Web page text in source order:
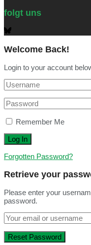
folgt uns
Welcome Back!
Login to your account
Remember Me
Forgotten Password?
Retrieve your
Please enter your
password.